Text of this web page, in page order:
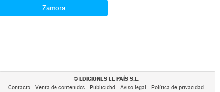
Zamora
© EDICIONES EL PAÍS S.L.
Contacto Venta de contenidos Publicidad Aviso legal
Política de privacidad